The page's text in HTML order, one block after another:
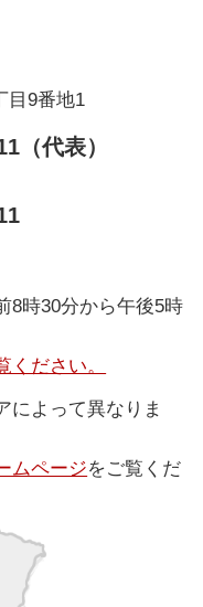
目9番地1
（代表）
8時30分から午後5時
ださい。
によって異なりま
ムページをご覧くだ